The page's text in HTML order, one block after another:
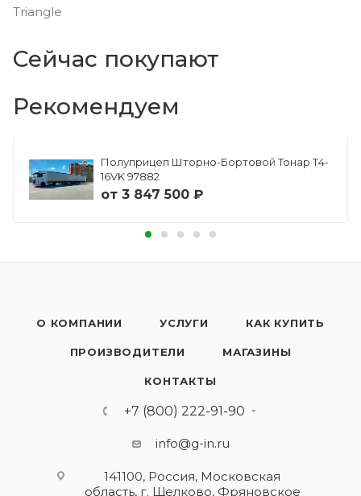
Triangle
Сейчас покупают
Рекомендуем
Полуприцеп Шторно-Бортовой Тонар Т4-
16VK 97882
от 3 847 500 ₽
О КОМПАНИИ УСЛУГИ КАК КУПИТЬ
ПРОИЗВОДИТЕЛИ МАГАЗИНЫ
КОНТАКТЫ
+7 (800) 222-91-90
info@g-in.ru
141100, Россия, Московская
область, г. Щелково, Фряновское